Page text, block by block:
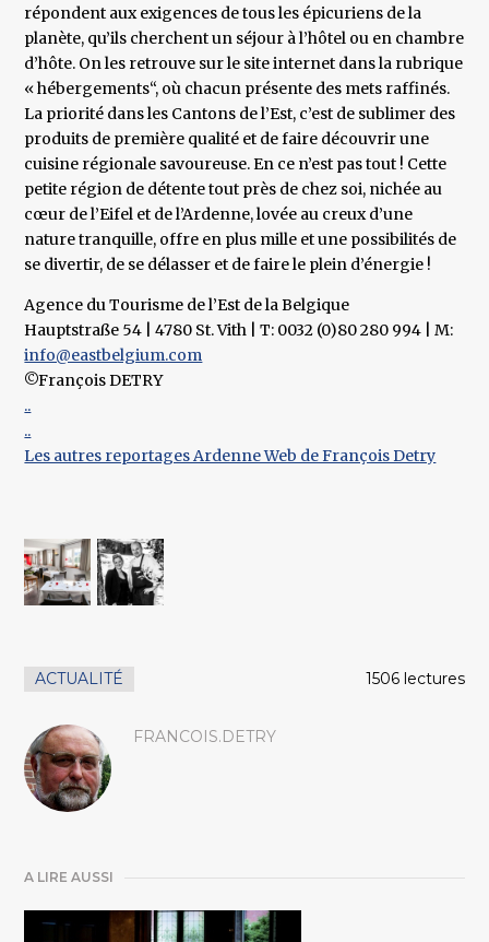
répondent aux exigences de tous les épicuriens de la
planète, qu’ils cherchent un séjour à l’hôtel ou en chambre
d’hôte. On les retrouve sur le site internet dans la rubrique
« hébergements“, où chacun présente des mets raffinés.
La priorité dans les Cantons de l’Est, c’est de sublimer des
produits de première qualité et de faire découvrir une
cuisine régionale savoureuse. En ce n’est pas tout ! Cette
petite région de détente tout près de chez soi, nichée au
cœur de l’Eifel et de l’Ardenne, lovée au creux d’une
nature tranquille, offre en plus mille et une possibilités de
se divertir, de se délasser et de faire le plein d’énergie !
Agence du Tourisme de l’Est de la Belgique
Hauptstraße 54 | 4780 St. Vith | T: 0032 (0)80 280 994 | M:
info@eastbelgium.com
©François DETRY
..
..
Les autres reportages Ardenne Web de François Detry
ACTUALITÉ 1506 lectures
FRANCOIS.DETRY
A LIRE AUSSI